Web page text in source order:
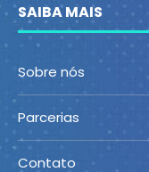
SAIBA MAIS
Sobre nós
Parcerias
Contato